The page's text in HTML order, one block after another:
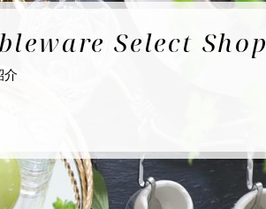
Select Shop
介